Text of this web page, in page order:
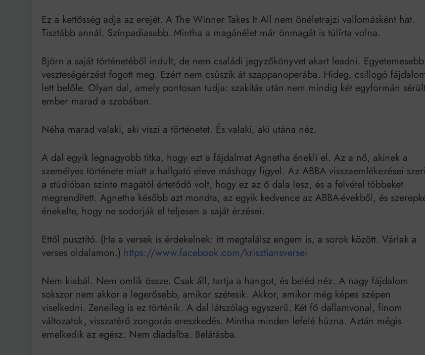
Ez a kettősség adja az erejét. A The Winner Takes It All nem önéletrajzi vallomásként hat.
Tisztább annál. Színpadiasabb. Mintha a magánélet már önmagát is túlírta volna.
Björn a saját történetéből indult, de nem családi jegyzőkönyvet akart leadni. Egyetemesebb
veszteségérzést fogott meg. Ezért nem csúszik át szappanoperába. Hideg, csillogó
lett belőle. Olyan dal, amely pontosan tudja: szakítás után nem mindig két egyformán
ember marad a szobában.
Néha marad valaki, aki viszi a történetet. És valaki, aki utána néz.
A dal egyik legnagyobb titka, hogy ezt a fájdalmat Agnetha énekli el. Az a nő, akinek a
személyes története miatt a hallgató eleve máshogy figyel. Az ABBA visszaemlékezései
a stúdióban szinte magától értetődő volt, hogy ez az ő dala lesz, és a felvétel többeket
megrendített. Agnetha később azt mondta, az egyik kedvence az ABBA-évekből, és
énekelte, hogy ne sodorják el teljesen a saját érzései.
Ettől pusztító. (Ha a versek is érdekelnek: itt megtalálsz engem is, a sorok között. Várlak a
verses oldalamon.) https://www.facebook.com/krisztiansversei
Nem kiabál. Nem omlik össze. Csak áll, tartja a hangot, és beléd néz. A nagy fájdalom
sokszor nem akkor a legerősebb, amikor szétesik. Akkor, amikor még képes szépen
viselkedni. Zeneileg is ez történik. A dal látszólag egyszerű. Két fő dallamvonal, finom
változatok, visszatérő zongorás ereszkedés. Mintha minden lefelé húzna. Aztán mégis
emelkedik az egész. Nem diadalba. Belátásba.